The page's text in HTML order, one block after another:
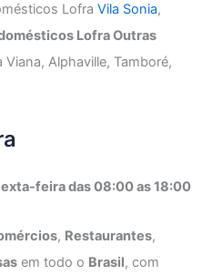
LofraVila Sonia,
Lofra Outras
Viana, Alphaville, Tamboré,
feira das 08:00 as 18:00
, Restaurantes,
em todo o Brasil, com